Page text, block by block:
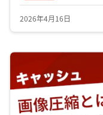
2026年4月16日